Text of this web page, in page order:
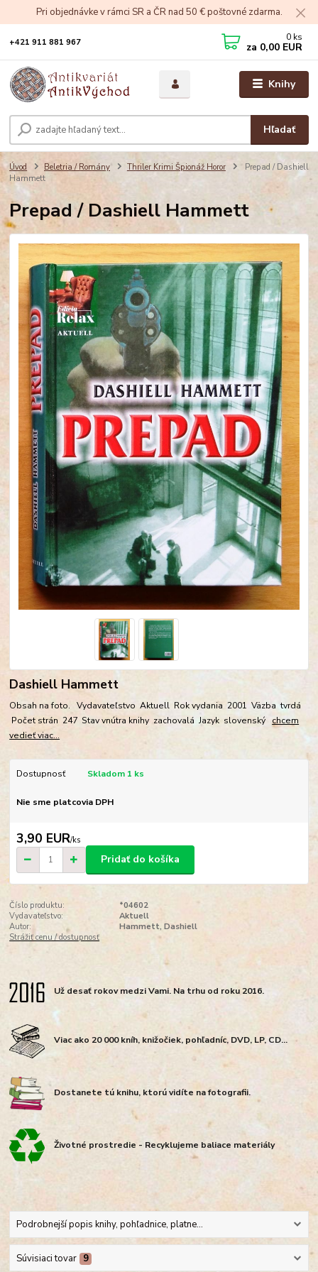
Pri objednávke v rámci SR a ČR nad 50 € poštovné zdarma.
Knihy
Hľadať
+421 911 881 967 0 ks
za 0,00 EUR
Úvod Beletria / Romány Thriler Krimi Špionáž Horor
Prepad / Dashiell
Hammett
Prepad / Dashiell Hammett
Dashiell Hammett
Obsah na foto. Vydavateľstvo Aktuell Rok vydania 2001 Väzba tvrdá
Počet strán 247 Stav vnútra knihy zachovalá Jazyk slovenskýchcem
vedieť viac...
Dostupnosť Skladom 1 ks
Nie sme platcovia DPH
3,90 EUR/ks
Pridať do košíka
Číslo produktu:
*04602
Vydavateľstvo:
Aktuell
Autor:
Hammett, Dashiell
Strážiť cenu / dostupnosť
Už desať rokov medzi Vami. Na trhu od roku 2016.
Viac ako 20 000 kníh, knižočiek, pohľadníc, DVD, LP, CD...
Dostanete tú knihu, ktorú vidíte na fotografii.
Životné prostredie - Recyklujeme baliace materiály
Podrobnejší popis knihy, pohľadnice, platne...
Súvisiaci tovar 9